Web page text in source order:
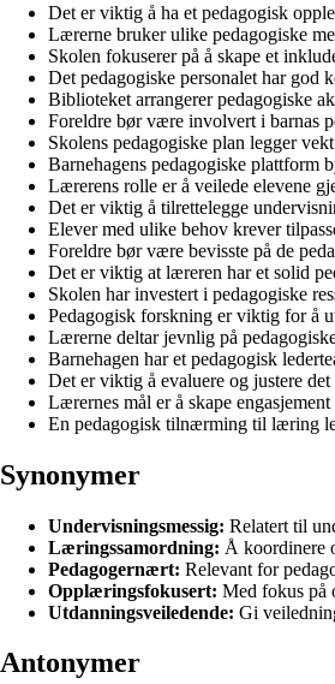
Det er viktig å ha et pedagogisk
Lærerne bruker ulike pedagogiske
Skolen fokuserer på å skape et
Det pedagogiske personalet har god
Biblioteket arrangerer pedagogiske
Foreldre bør være involvert i barnas
Skolens pedagogiske plan legger
Barnehagens pedagogiske plattform
Lærerens rolle er å veilede elevene
Det er viktig å tilrettelegge
Elever med ulike behov krever
Foreldre bør være bevisste på de
Det er viktig at læreren har et solid
Skolen har investert i pedagogiske
Pedagogisk forskning er viktig for å
Lærerne deltar jevnlig på
Barnehagen har et pedagogisk
Det er viktig å evaluere og justere
Lærernes mål er å skape
En pedagogisk tilnærming til læring
Synonymer
Undervisningsmessig: Relatert til
Læringssamordning: Å koordinere
Pedagogernært: Relevant for
Opplæringsfokusert: Med fokus
Utdanningsveiledende: Gi
Antonymer